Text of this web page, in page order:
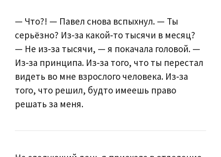
— Что?! — Павел снова вспыхнул. — Ты
серьёзно? Из‑за какой‑то тысячи в месяц?
— Не из‑за тысячи, — я покачала головой. —
Из‑за принципа. Из‑за того, что ты перестал
видеть во мне взрослого человека. Из‑за
того, что решил, будто имеешь право
решать за меня.